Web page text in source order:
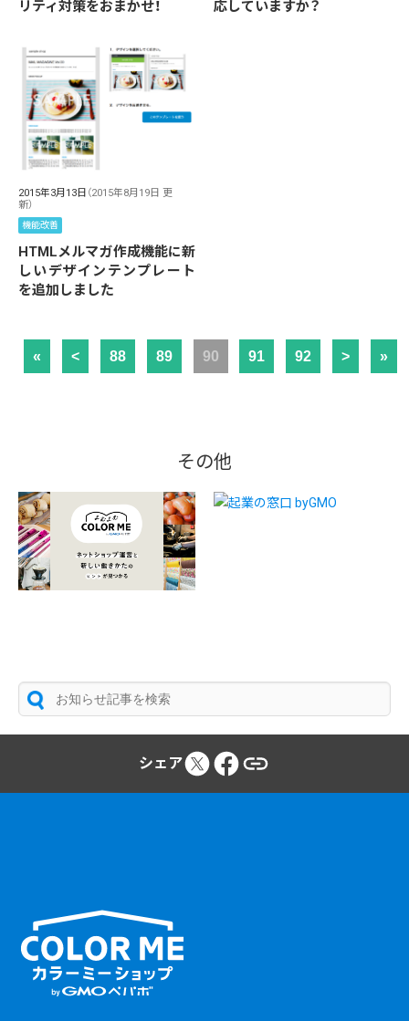
リティ対策をおまかせ！ 応していますか？
2015年3月13日 （2015年8月19日 更
新）
機能改善
HTMLメルマガ作成機能に新
しいデザインテンプレート
を追加しました
« < 88 89 90 91 92 > »
その他
シェア